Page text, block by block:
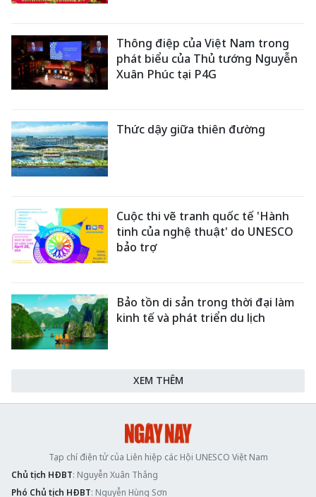
Thông điệp của Việt Nam trong
phát biểu của Thủ tướng Nguyễn
Xuân Phúc tại P4G
Thức dậy giữa thiên đường
Cuộc thi vẽ tranh quốc tế 'Hành
tinh của nghệ thuật' do UNESCO
bảo trợ
Bảo tồn di sản trong thời đại làm
kinh tế và phát triển du lịch
XEM THÊM
Tạp chí điện tử của Liên hiệp các Hội UNESCO Việt Nam
Chủ tịch HĐBT: Nguyễn Xuân Thắng
Phó Chủ tịch HĐBT: Nguyễn Hùng Sơn